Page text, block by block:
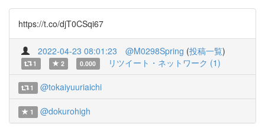
https://t.co/djT0CSqi67
2022-04-23 08:01:23 @M0298Spring (投稿一覧)
1 2 0.000 リツイート・ネットワーク (1)
1 @tokaiyuuriaichi
1 @dokurohigh